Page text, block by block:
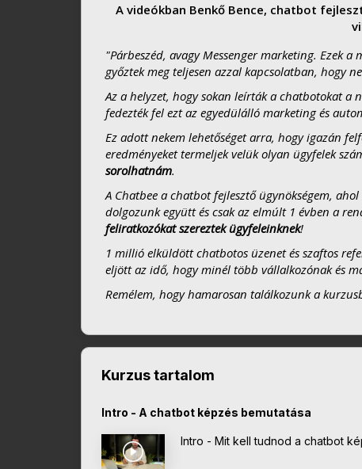
A videókban Benkő Bence, chatbot
"Párbeszéd, avagy Messenger marketing. Ezek
győztek meg teljesen azzal kapcsolatban, hogy
Az a helyzet, hogy sokan leírták a chatbotokat a
fedezték fel ezt az egyedülálló marketing és
Ez adott nekem lehetőséget arra, hogy igazán
eredményeket termeljek velük olyan ügyfelek
sorolhatnám.
A Chatbee a chatbot fejlesztő ügynökségem,
dolgozunk együtt és csak az elmúlt 1 évben a
feliratkozókat szereztek ügyfeleinknek!
1 millió elküldött chatbotos üzenet és szaftos
eljött az idő, hogy minél több vállalkozónak és
Remélem, hogy hamarosan találkozunk a
Kurzus tartalom
Intro - A chatbot képzés bemutatása
Intro - Mit kell tudnod a chatbot